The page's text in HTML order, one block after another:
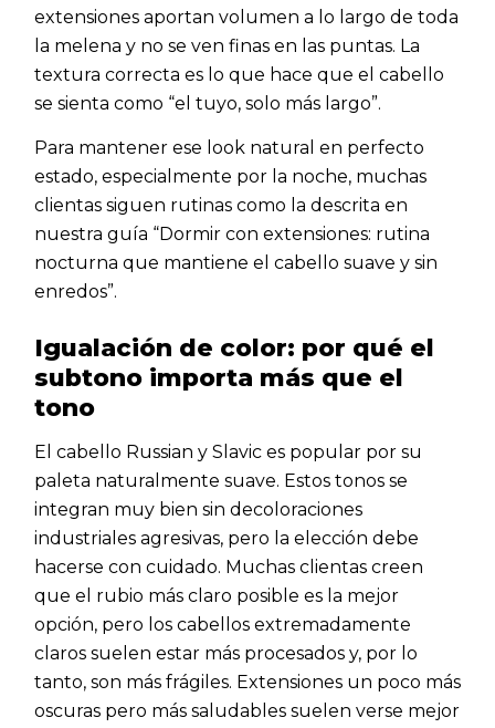
extensiones aportan volumen a lo largo de toda
la melena y no se ven finas en las puntas. La
textura correcta es lo que hace que el cabello
se sienta como “el tuyo, solo más largo”.
Para mantener ese look natural en perfecto
estado, especialmente por la noche, muchas
clientas siguen rutinas como la descrita en
nuestra guía “Dormir con extensiones: rutina
nocturna que mantiene el cabello suave y sin
enredos”.
Igualación de color: por qué el
subtono importa más que el
tono
El cabello Russian y Slavic es popular por su
paleta naturalmente suave. Estos tonos se
integran muy bien sin decoloraciones
industriales agresivas, pero la elección debe
hacerse con cuidado. Muchas clientas creen
que el rubio más claro posible es la mejor
opción, pero los cabellos extremadamente
claros suelen estar más procesados y, por lo
tanto, son más frágiles. Extensiones un poco más
oscuras pero más saludables suelen verse mejor